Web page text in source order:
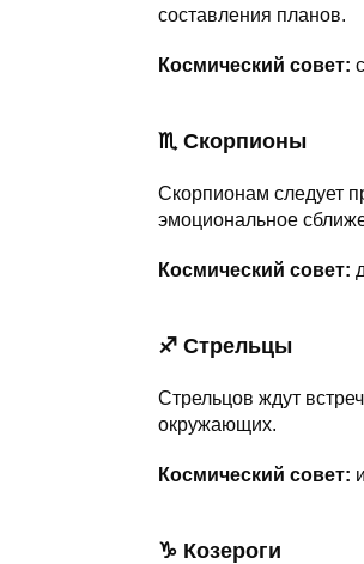
составления планов.
Космический совет:
♏ Скорпионы
Скорпионам следует
эмоциональное
Космический совет:
♐ Стрельцы
Стрельцов ждут
окружающих.
Космический совет:
♑ Козероги